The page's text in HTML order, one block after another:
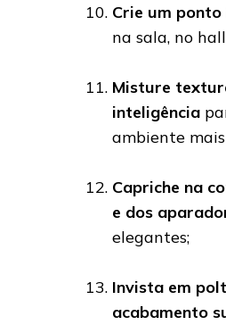
Crie um
na sala, no
Misture
inteligência
ambiente
Capriche na
e dos
elegantes;
Invista em
acabamento